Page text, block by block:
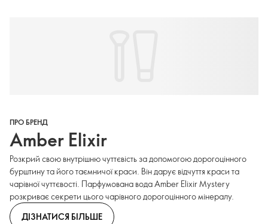
ПРО БРЕНД
Amber Elixir
Розкрий свою внутрішню чуттєвість за допомогою дорогоцінного
бурштину та його таємничої краси. Він дарує відчуття краси та
чарівної чуттєвості. Парфумована вода Amber Elixir Mystery
розкриває секрети цього чарівного дорогоцінного мінералу.
ДІЗНАТИСЯ БІЛЬШЕ